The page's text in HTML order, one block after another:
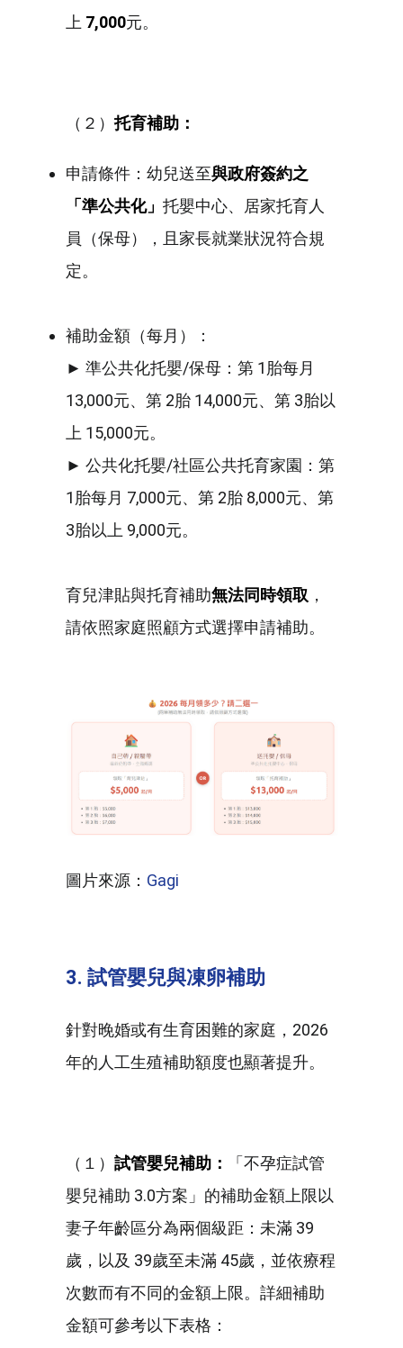
上 7,000元。
（２）托育補助：
申請條件：幼兒送至與政府簽約之
「準公共化」 托嬰中心、居家托育人
員（保母），且家長就業狀況符合規
定。
補助金額（每月）：
► 準公共化托嬰/保母：第 1胎每月
13,000元、第 2胎 14,000元、第 3胎以
上 15,000元。
► 公共化托嬰/社區公共托育家園：第
1胎每月 7,000元、第 2胎 8,000元、第
3胎以上 9,000元。
育兒津貼與托育補助無法同時領取 ，
請依照家庭照顧方式選擇申請補助。
圖片來源： Gagi
3. 試管嬰兒與凍卵補助
針對晚婚或有生育困難的家庭，2026
年的人工生殖補助額度也顯著提升。
（１） 試管嬰兒補助：
「不孕症試管
嬰兒補助 3.0方案」的補助金額上限以
妻子年齡區分為兩個級距：未滿 39
歲，以及 39歲至未滿 45歲，並依療程
次數而有不同的金額上限。詳細補助
金額可參考以下表格：